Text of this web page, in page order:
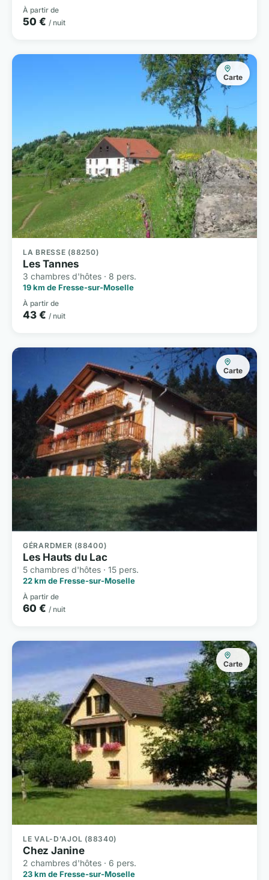
À partir de
50 € / nuit
Carte
LA BRESSE (88250)
Les Tannes
3 chambres d'hôtes · 8 pers.
19 km de Fresse-sur-Moselle
À partir de
43 € / nuit
Carte
GÉRARDMER (88400)
Les Hauts du Lac
5 chambres d'hôtes · 15 pers.
22 km de Fresse-sur-Moselle
À partir de
60 € / nuit
Carte
LE VAL-D'AJOL (88340)
Chez Janine
2 chambres d'hôtes · 6 pers.
23 km de Fresse-sur-Moselle